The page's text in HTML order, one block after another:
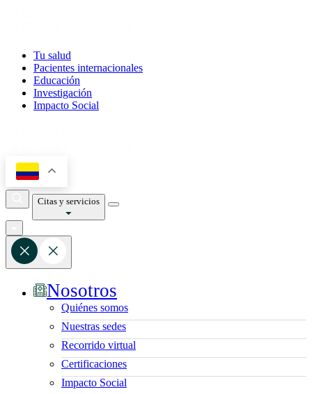
Tu salud
Pacientes internacionales
Educación
Investigación
Impacto Social
Citas y servicios
Nosotros
Quiénes somos
Nuestras sedes
Recorrido virtual
Certificaciones
Impacto Social